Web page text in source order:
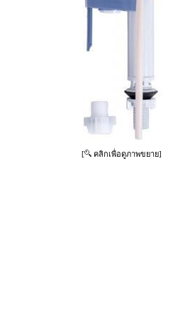
[ คลิกเพื่อดูภาพขยาย]